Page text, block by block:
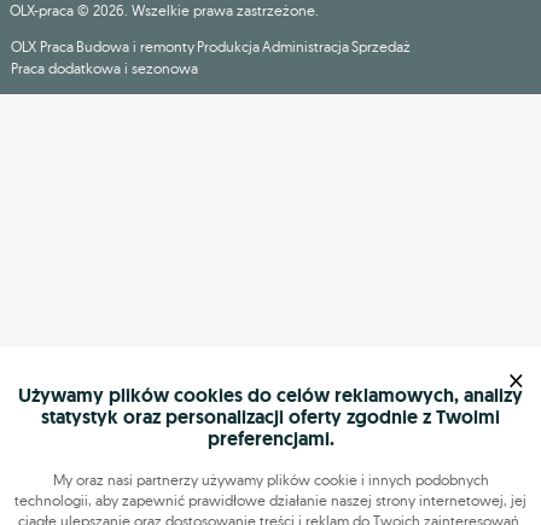
OLX-praca © 2026. Wszelkie prawa zastrzeżone.
OLX Praca Budowa i remonty ProdukcjaAdministracjaSprzedaż
Praca dodatkowa i sezonowa
Używamy plików cookies do celów reklamowych, analizy
statystyk oraz personalizacji oferty zgodnie z Twoimi
preferencjami.
My oraz nasi partnerzy używamy plików cookie i innych podobnych
technologii, aby zapewnić prawidłowe działanie naszej strony internetowej, jej
ciągłe ulepszanie oraz dostosowanie treści i reklam do Twoich zainteresowań.
×